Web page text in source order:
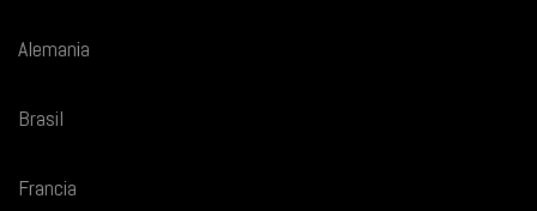
Alemania
Brasil
Francia